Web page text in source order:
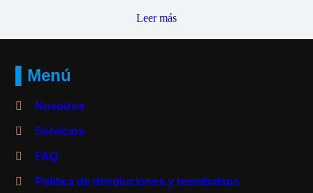
Leer más
▌Menú
Nosotros
Servicios
FAQ
Política de devoluciones y reembolsos